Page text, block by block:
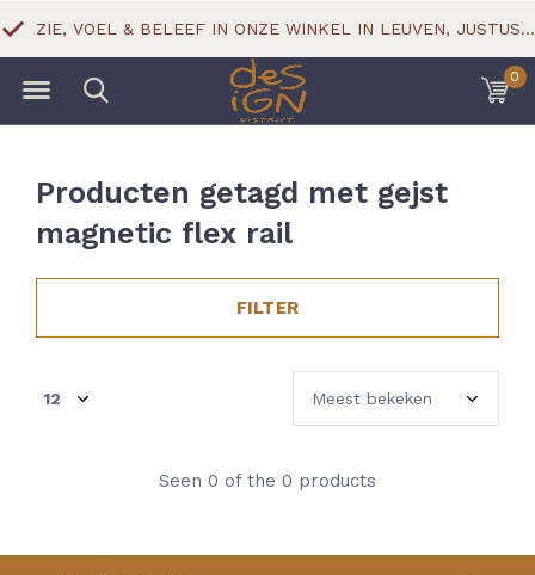
0
ZIE, VOEL & BELEEF IN ONZE WINKEL IN LEUVEN, JUSTUS LIPSIUSSTRAAT 18
Producten getagd met gejst
magnetic flex rail
FILTER
Seen 0 of the 0 products